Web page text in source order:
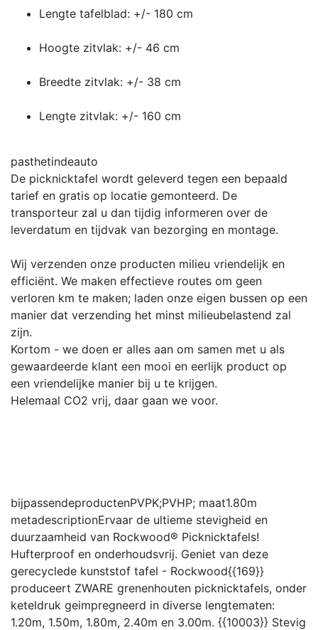
Lengte tafelblad: +/- 180 cm
Hoogte zitvlak: +/- 46 cm
Breedte zitvlak: +/- 38 cm
Lengte zitvlak: +/- 160 cm
pasthetindeauto
De picknicktafel wordt geleverd tegen een bepaald
tarief en gratis op locatie gemonteerd. De
transporteur zal u dan tijdig informeren over de
leverdatum en tijdvak van bezorging en montage.
Wij verzenden onze producten milieu vriendelijk en
efficiënt. We maken effectieve routes om geen
verloren km te maken; laden onze eigen bussen op een
manier dat verzending het minst milieubelastend zal
zijn.
Kortom - we doen er alles aan om samen met u als
gewaardeerde klant een mooi en eerlijk product op
een vriendelijke manier bij u te krijgen.
Helemaal CO2 vrij, daar gaan we voor.
bijpassendeproductenPVPK;PVHP; maat1.80m
metadescriptionErvaar de ultieme stevigheid en
duurzaamheid van Rockwood® Picknicktafels!
Hufterproof en onderhoudsvrij. Geniet van deze
gerecyclede kunststof tafel - Rockwood{{169}}
produceert ZWARE grenenhouten picknicktafels, onder
keteldruk geimpregneerd in diverse lengtematen:
1.20m, 1.50m, 1.80m, 2.40m en 3.00m. {{10003}} Stevig